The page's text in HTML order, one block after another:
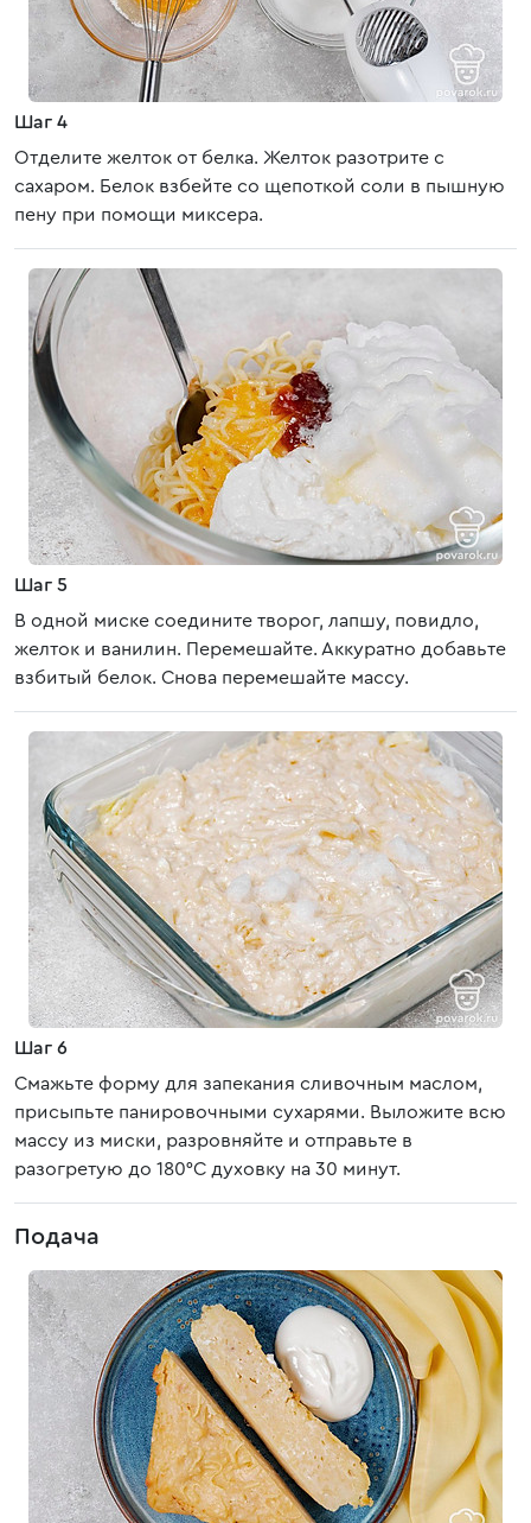
Шаг 4
Отделите желток от белка. Желток разотрите с
сахаром. Белок взбейте со щепоткой соли в пышную
пену при помощи миксера.
Шаг 5
В одной миске соедините творог, лапшу, повидло,
желток и ванилин. Перемешайте. Аккуратно добавьте
взбитый белок. Снова перемешайте массу.
Шаг 6
Смажьте форму для запекания сливочным маслом,
присыпьте панировочными сухарями. Выложите всю
массу из миски, разровняйте и отправьте в
разогретую до 180°С духовку на 30 минут.
Подача